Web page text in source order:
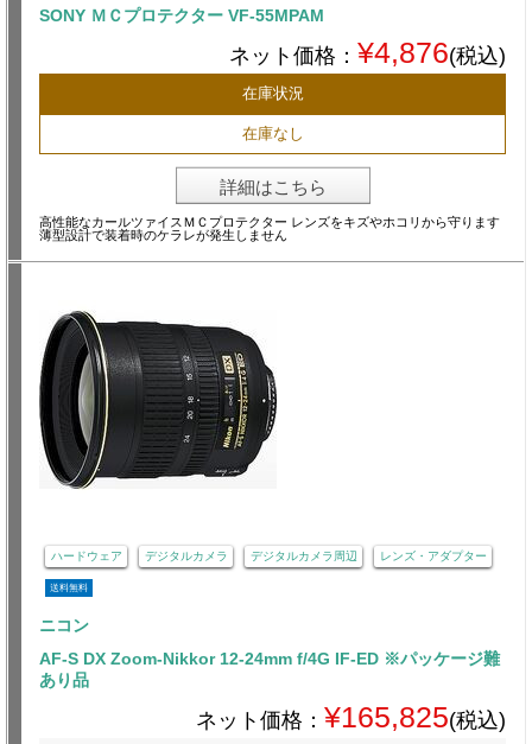
SONY ＭＣプロテクター VF-55MPAM
ネット価格： ¥4,876(税込)
在庫状況
在庫なし
詳細はこちら
高性能なカールツァイスＭＣプロテクター レンズをキズやホコリから守ります
薄型設計で装着時のケラレが発生しません
ハードウェア デジタルカメラ デジタルカメラ周辺 レンズ・アダプター
送料無料
ニコン
AF-S DX Zoom-Nikkor 12-24mm f/4G IF-ED ※パッケージ難
あり品
ネット価格： ¥165,825(税込)